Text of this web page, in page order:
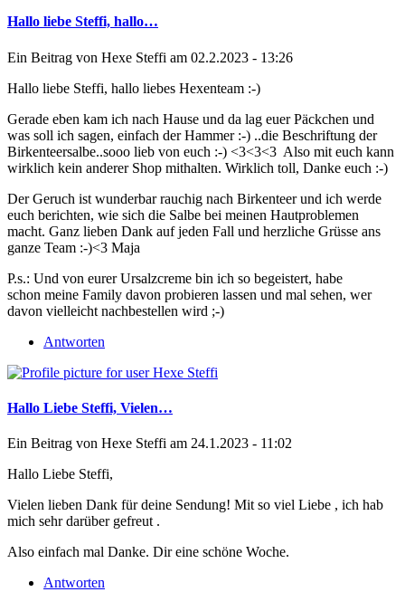
Hallo liebe Steffi, hallo…
Ein Beitrag von Hexe Steffi am 02.2.2023 - 13:26
Hallo liebe Steffi, hallo liebes Hexenteam :-)
Gerade eben kam ich nach Hause und da lag euer Päckchen und
was soll ich sagen, einfach der Hammer :-) ..die Beschriftung der
Birkenteersalbe..sooo lieb von euch :-) <3<3<3 Also mit euch kann
wirklich kein anderer Shop mithalten. Wirklich toll, Danke euch :-)
Der Geruch ist wunderbar rauchig nach Birkenteer und ich werde
euch berichten, wie sich die Salbe bei meinen Hautproblemen
macht. Ganz lieben Dank auf jeden Fall und herzliche Grüsse ans
ganze Team :-)<3 Maja
P.s.: Und von eurer Ursalzcreme bin ich so begeistert, habe
schon meine Family davon probieren lassen und mal sehen, wer
davon vielleicht nachbestellen wird ;-)
Antworten
Hallo Liebe Steffi, Vielen…
Ein Beitrag von Hexe Steffi am 24.1.2023 - 11:02
Hallo Liebe Steffi,
Vielen lieben Dank für deine Sendung! Mit so viel Liebe , ich hab
mich sehr darüber gefreut .
Also einfach mal Danke. Dir eine schöne Woche.
Antworten